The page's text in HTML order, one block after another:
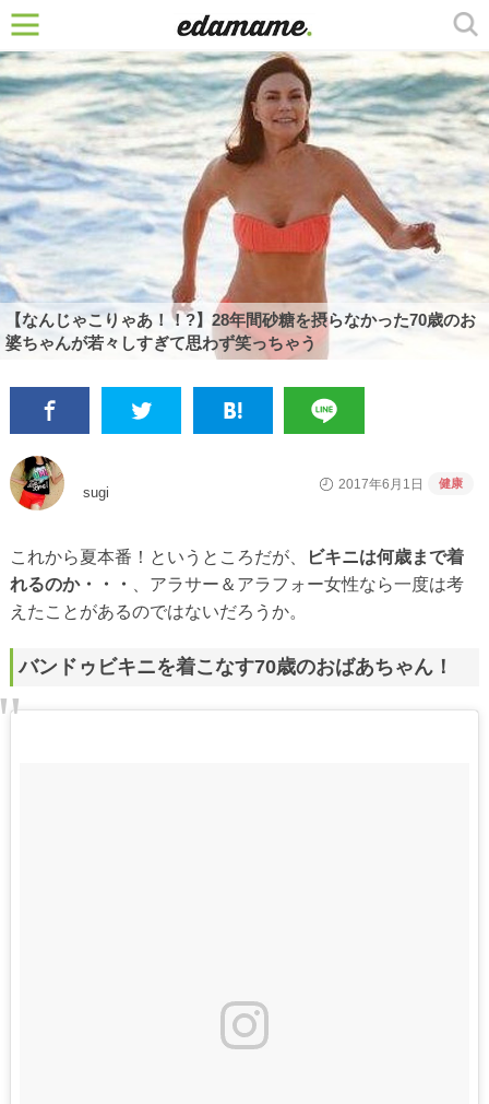
【なんじゃこりゃあ！！?】28年間砂糖を摂らなかった70歳のお
婆ちゃんが若々しすぎて思わず笑っちゃう
sugi
2017年6月1日 健康
これから夏本番！というところだが、
ビキニは何歳まで着
れるのか・・・
、アラサー＆アラフォー女性なら一度は考
えたことがあるのではないだろうか。
バンドゥビキニを着こなす70歳のおばあちゃん！